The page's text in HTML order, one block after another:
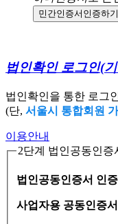
민간인증서 인증하기
법인확인 로그인(
법인확인을 통한 로그
(단, 서울시 통합회원
이용안내
2단계 법인공동인증
법인공동인증서 인증
사업자용 공동인증